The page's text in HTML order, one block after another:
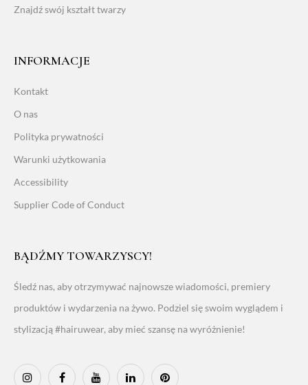
Znajdź swój kształt twarzy
INFORMACJE
Kontakt
O nas
Polityka prywatności
Warunki użytkowania
Accessibility
Supplier Code of Conduct
BĄDŹMY TOWARZYSCY!
Śledź nas, aby otrzymywać najnowsze wiadomości, premiery
produktów i wydarzenia na żywo. Podziel się swoim wyglądem i
stylizacją #hairuwear, aby mieć szansę na wyróżnienie!